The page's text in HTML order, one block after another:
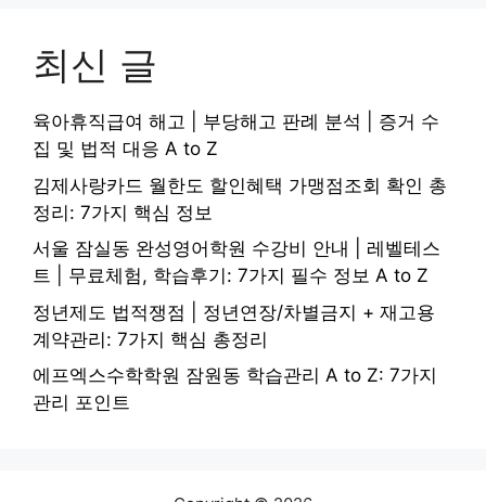
최신 글
육아휴직급여 해고 | 부당해고 판례 분석 | 증거 수
집 및 법적 대응 A to Z
김제사랑카드 월한도 할인혜택 가맹점조회 확인 총
정리: 7가지 핵심 정보
서울 잠실동 완성영어학원 수강비 안내 | 레벨테스
트 | 무료체험, 학습후기: 7가지 필수 정보 A to Z
정년제도 법적쟁점 | 정년연장/차별금지 + 재고용
계약관리: 7가지 핵심 총정리
에프엑스수학학원 잠원동 학습관리 A to Z: 7가지
관리 포인트